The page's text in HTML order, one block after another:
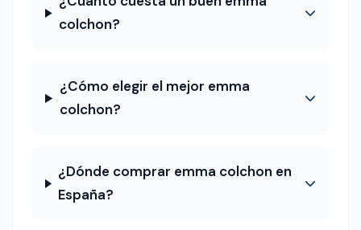
colchon?
¿Cómo elegir el mejor emma
colchon?
¿Dónde comprar emma colchon en
España?